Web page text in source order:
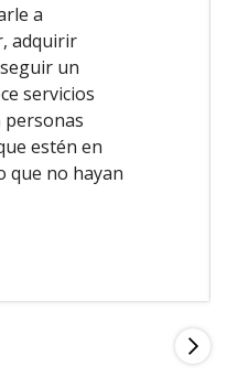
a
adquirir
un
servicios
personas
estén en
que no hayan